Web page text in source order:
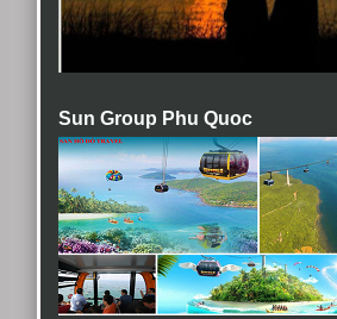
Sun Group Phu Quoc